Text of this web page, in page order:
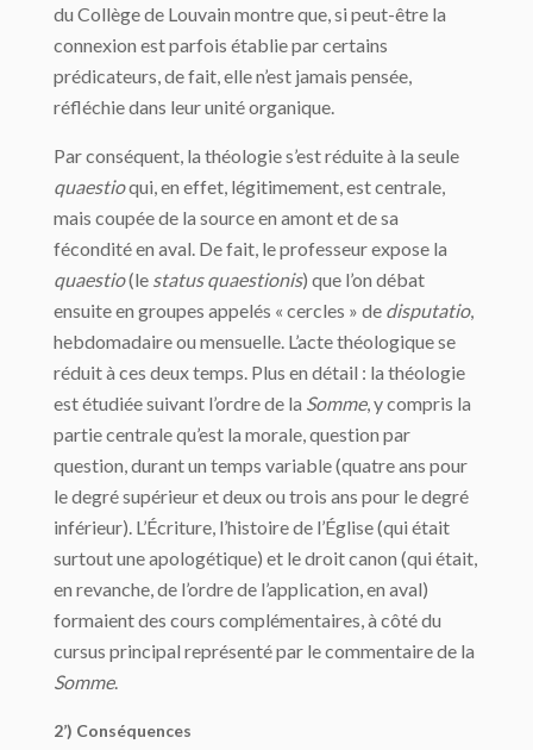
du Collège de Louvain montre que, si peut-être la
connexion est parfois établie par certains
prédicateurs, de fait, elle n’est jamais pensée,
réfléchie dans leur unité organique.
Par conséquent, la théologie s’est réduite à la seule
quaestioqui, en effet, légitimement, est centrale,
mais coupée de la source en amont et de sa
fécondité en aval. De fait, le professeur expose la
quaestio(le status quaestionis) que l’on débat
ensuite en groupes appelés « cercles » de disputatio,
hebdomadaire ou mensuelle. L’acte théologique se
réduit à ces deux temps. Plus en détail : la théologie
est étudiée suivant l’ordre de la Somme, y compris la
partie centrale qu’est la morale, question par
question, durant un temps variable (quatre ans pour
le degré supérieur et deux ou trois ans pour le degré
inférieur). L’Écriture, l’histoire de l’Église (qui était
surtout une apologétique) et le droit canon (qui était,
en revanche, de l’ordre de l’application, en aval)
formaient des cours complémentaires, à côté du
cursus principal représenté par le commentaire de la
Somme.
2’) Conséquences